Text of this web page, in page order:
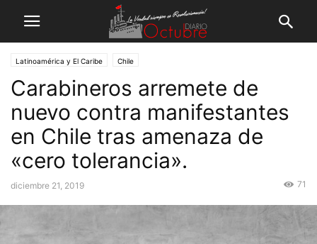
Latinoamérica y El Caribe Chile
Carabineros arremete de
nuevo contra manifestantes
en Chile tras amenaza de
«cero tolerancia».
diciembre 21, 2019 71